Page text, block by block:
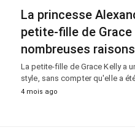
La princesse
petite-fille de Grace
nombreuses
La petite-fille de Grace Kelly a
style, sans compter qu'elle a
4 mois ago